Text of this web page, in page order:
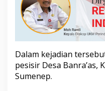
n
M
i
n
a
Dalam kejadian
pesisir Desa Banra’as,
Sumenep.